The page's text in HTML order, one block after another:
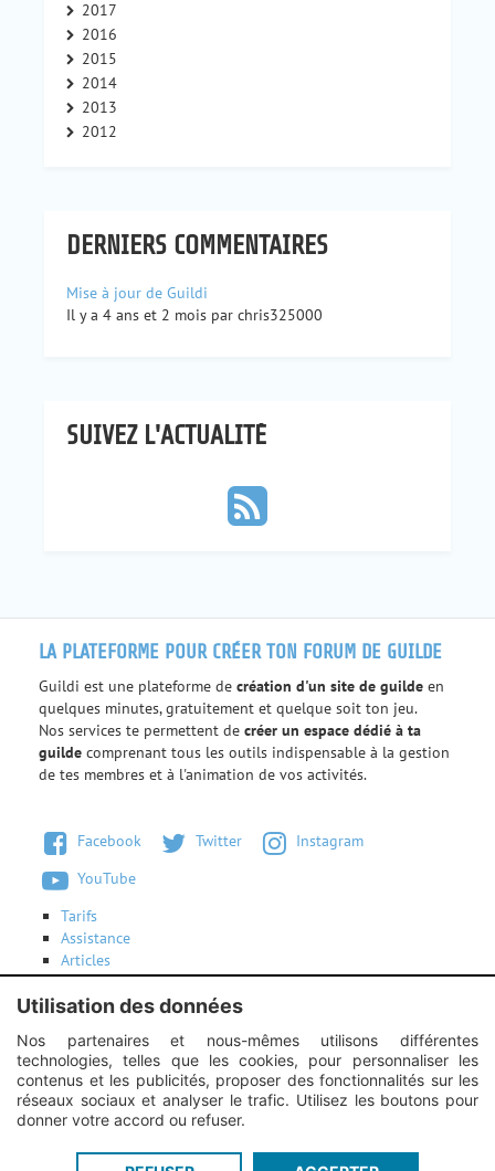
2017
2016
2015
2014
2013
2012
DERNIERS COMMENTAIRES
Mise à jour de Guildi
Il y a 4 ans et 2 mois par chris325000
SUIVEZ L'ACTUALITÉ
LA PLATEFORME POUR CRÉER TON FORUM DE GUILDE
Guildi est une plateforme de création d'un site de guilde en
quelques minutes, gratuitement et quelque soit ton jeu.
Nos services te permettent de créer un espace dédié à ta
guilde comprenant tous les outils indispensable à la gestion
de tes membres et à l'animation de vos activités.
Facebook Twitter
Instagram
YouTube
Tarifs
Assistance
Articles
Conditions d'utilisation
Contactez-nous
Instagram :Unexpected response structure
Utilisation des données
Nos partenaires et nous-mêmes utilisons différentes
technologies, telles que les cookies, pour personnaliser les
contenus et les publicités, proposer des fonctionnalités sur les
réseaux sociaux et analyser le trafic. Utilisez les boutons pour
donner votre accord ou refuser.